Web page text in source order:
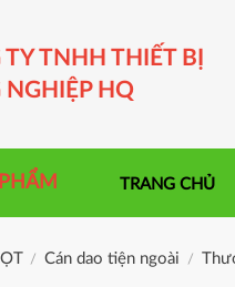
TNHH THIẾT BỊ
NGHIỆP HQ
TRANG CHỦ
/ Cán dao tiện ngoài /